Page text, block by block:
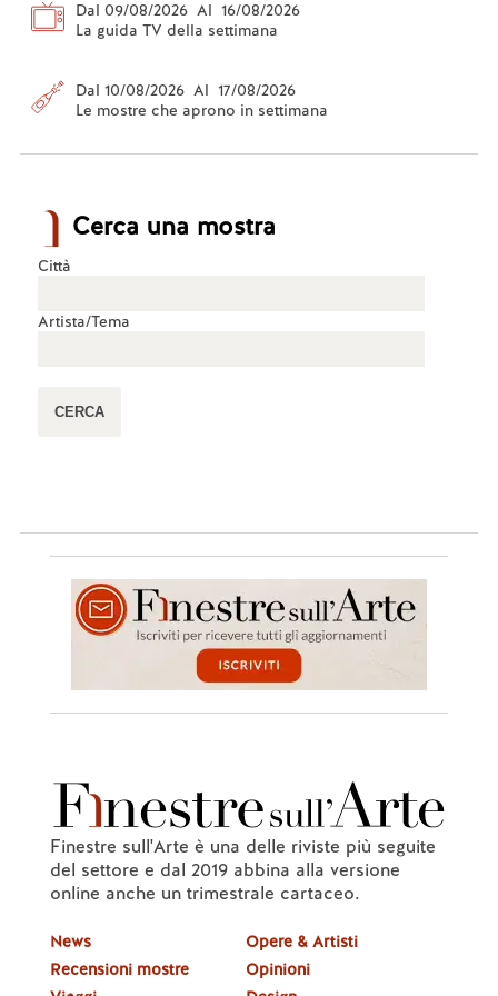
riconoscimento di un processo molto lungo,
che ha visto il contributo di letterati e artisti in
primis. Il punto, forse, è che di questo
degli italiani e quelli che lo ostentano, non ne
3.Ravecca Massimo 24/11/2018, 12:19
Il più grande artista è Gesù di Nazaret, se la
Sindone di Torino è un
suo autoritratto di natura miracolosa. Al suo
perduta o forse solo nascosta Battaglia di
Anghiari di Leonardo da
Vinci. Tramite la somiglianza del volto contenuto
nell’immagine della
Dal 09/08/2026 Al 16/08/2026
La guida TV della settimana
Dal 10/08/2026 Al 17/08/2026
Le mostre che aprono in settimana
Cerca una mostra
Città
Artista/Tema
Finestre sull'Arte è una delle riviste più seguite
del settore e dal 2019 abbina alla versione
online anche un trimestrale cartaceo.
News
Recensioni mostre
Opere & Artisti
Opinioni